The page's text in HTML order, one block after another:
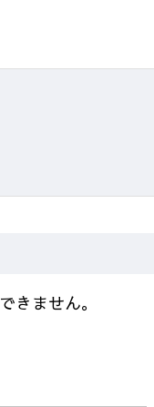
きません。